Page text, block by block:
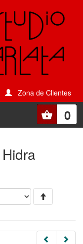
Zona de Clientes
0